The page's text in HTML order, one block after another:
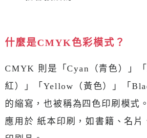
什麼是CMYK色彩模式？
CMYK 則是「Cyan（青色）」
紅）」「Yellow（黃色）」「
的縮寫，也被稱為四色印刷模式
應用於 紙本印刷，如書籍、名片